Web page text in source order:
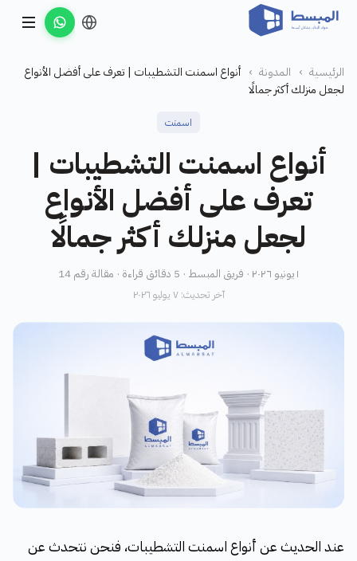
الرئيسية › المدونة › أنواع اسمنت التشطيبات | تعرف على أفضل الأنواع
لجعل منزلك أكثر جمالًا
اسمنت
أنواع اسمنت التشطيبات |
تعرف على أفضل الأنواع
لجعل منزلك أكثر جمالًا
١ يونيو ٢٠٢٦ · فريق المبسط · 5 دقائق قراءة · مقالة رقم 14
آخر تحديث: ٧ يوليو ٢٠٢٦
عند الحديث عن أنواع اسمنت التشطيبات، فنحن نتحدث عن